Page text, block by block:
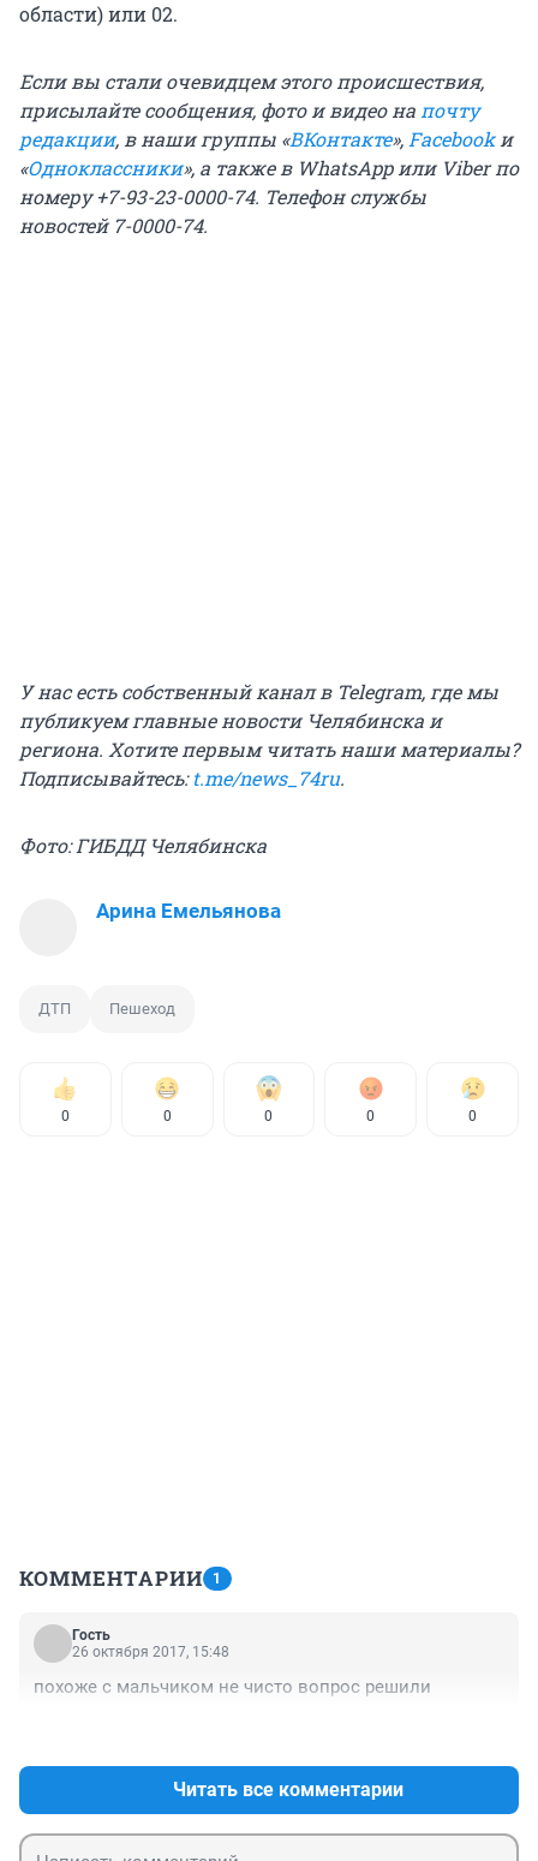
области) или 02.
Если вы стали очевидцем этого происшествия,
присылайте сообщения, фото и видео напочту
редакции, в наши группы «ВКонтакте»,Facebookи
«Одноклассники», а также в WhatsApp или Viber по
номеру +7-93-23-0000-74. Телефон службы
новостей 7-0000-74.
У нас есть собственный канал в Telegram, где мы
публикуем главные новости Челябинска и
региона. Хотите первым читать наши материалы?
Подписывайтесь:t.me/news_74ru.
Фото: ГИБДД Челябинска
Арина Емельянова
ДТП Пешеход
0 0 0 0 0
КОММЕНТАРИИ 1
Гость
26 октября 2017, 15:48
похоже с мальчиком не чисто вопрос решили
Читать все комментарии